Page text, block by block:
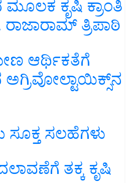
ಕೃಷಿ ಕ್ರಾಂತಿ
ರಾಜಾರಾಮ್ ತ್ರಿಪಾಠಿ
ಆರ್ಥಿಕತೆಗೆ
ಅಗ್ರಿವೋಲ್ಟಾಯಿಕ್ಸ್‌ನ
ಸೂಕ್ತ ಸಲಹೆಗಳು
ತಕ್ಕ ಕೃಷಿ